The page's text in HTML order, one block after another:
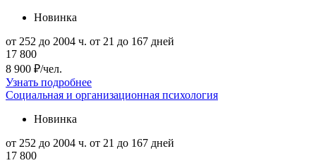
Новинка
от 252 до 2004 ч. от 21 до 167 дней
17 800
8 900 ₽/чел.
Узнать подробнее
Социальная и организационная психология
Новинка
от 252 до 2004 ч. от 21 до 167 дней
17 800